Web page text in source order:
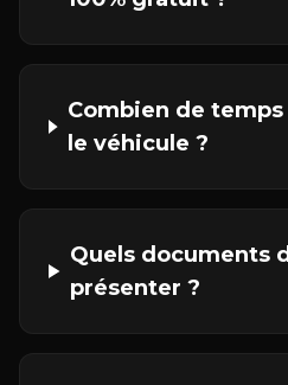
Combien de
le véhicule ?
Quels documents
présenter ?